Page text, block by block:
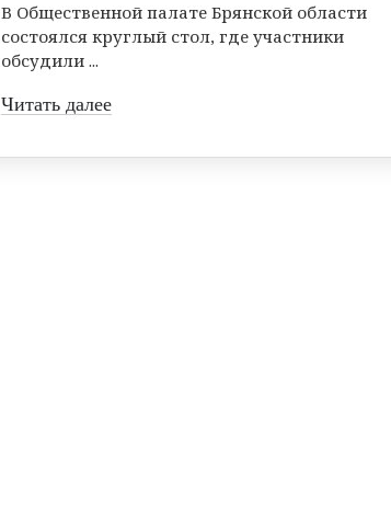
В Общественной палате Брянской области
состоялся круглый стол, где участники
обсудили ...
Читать далее